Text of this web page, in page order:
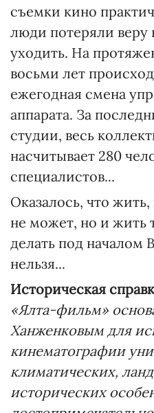
съемки кино
люди потеряли веру
уходить. На
восьми лет
ежегодная смена
аппарата. За
студии, весь
насчитывает 280
специалистов...
Оказалось, что
не может, но и жить
делать под началом
нельзя...
Историческая
«Ялта-фильм»
Ханженковым для
кинематографии
климатических,
исторических